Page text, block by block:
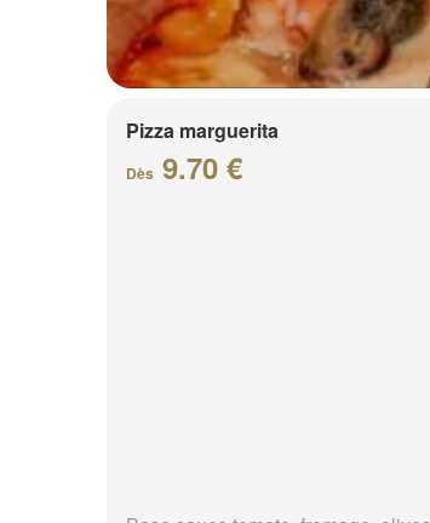
Pizza marguerita
Dès 9.70 €